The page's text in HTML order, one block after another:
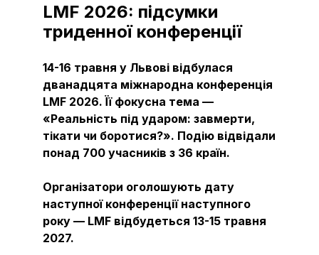
LMF 2026: підсумки
триденної конференції
14-16 травня у Львові відбулася
дванадцята міжнародна конференція
LMF 2026. Її фокусна тема —
«Реальність під ударом: завмерти,
тікати чи боротися?». Подію відвідали
понад 700 учасників з 36 країн.
Організатори оголошують дату
наступної конференції наступного
року — LMF відбудеться 13-15 травня
2027.